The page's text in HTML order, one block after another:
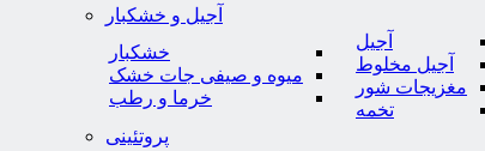
آجیل و خشکبار
آجیل
آجیل مخلوط
مغزیجات شور
تخمه
خشکبار
میوه و صیفی جات خشک
خرما و رطب
پروتئینی